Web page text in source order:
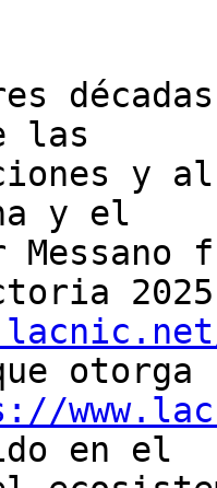
las
y
y el
otorga
en el